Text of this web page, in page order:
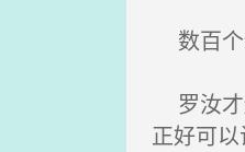
数百个
罗汝才
正好可以